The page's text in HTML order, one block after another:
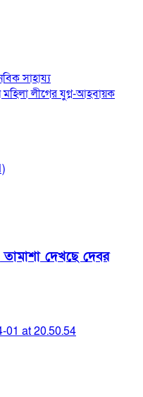
সাহায্য
লীগের যুগ্ন-আহবায়ক
তামাশা দেখছে দেবর